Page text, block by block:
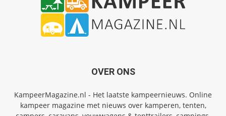
OVER ONS
KampeerMagazine.nl - Het laatste kampeernieuws. Online
kampeer magazine met nieuws over kamperen, tenten,